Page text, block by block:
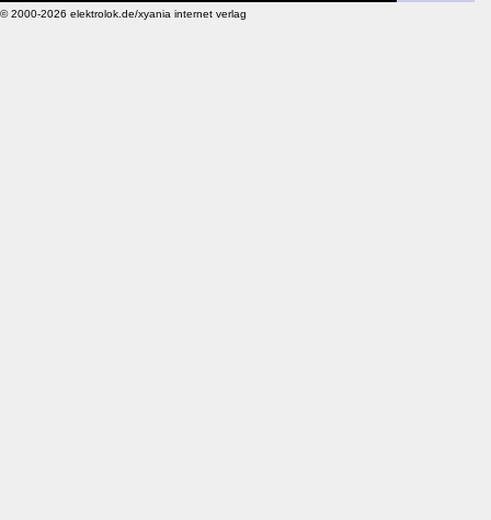
© 2000-2026 elektrolok.de/xyania internet verlag